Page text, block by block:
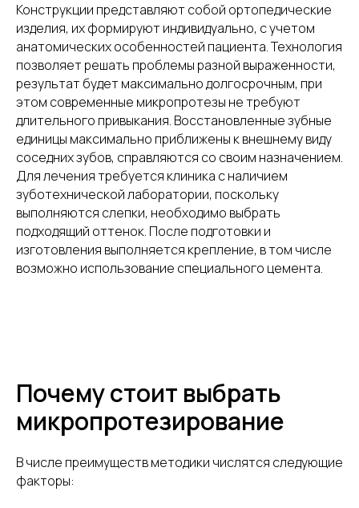
Конструкции представляют собой ортопедические
изделия, их формируют индивидуально, с учетом
анатомических особенностей пациента. Технология
позволяет решать проблемы разной выраженности,
результат будет максимально долгосрочным, при
этом современные микропротезы не требуют
длительного привыкания. Восстановленные зубные
единицы максимально приближены к внешнему виду
соседних зубов, справляются со своим назначением.
Для лечения требуется клиника с наличием
зуботехнической лаборатории, поскольку
выполняются слепки, необходимо выбрать
подходящий оттенок. После подготовки и
изготовления выполняется крепление, в том числе
возможно использование специального цемента.
Почему стоит выбрать
микропротезирование
В числе преимуществ методики числятся следующие
факторы: